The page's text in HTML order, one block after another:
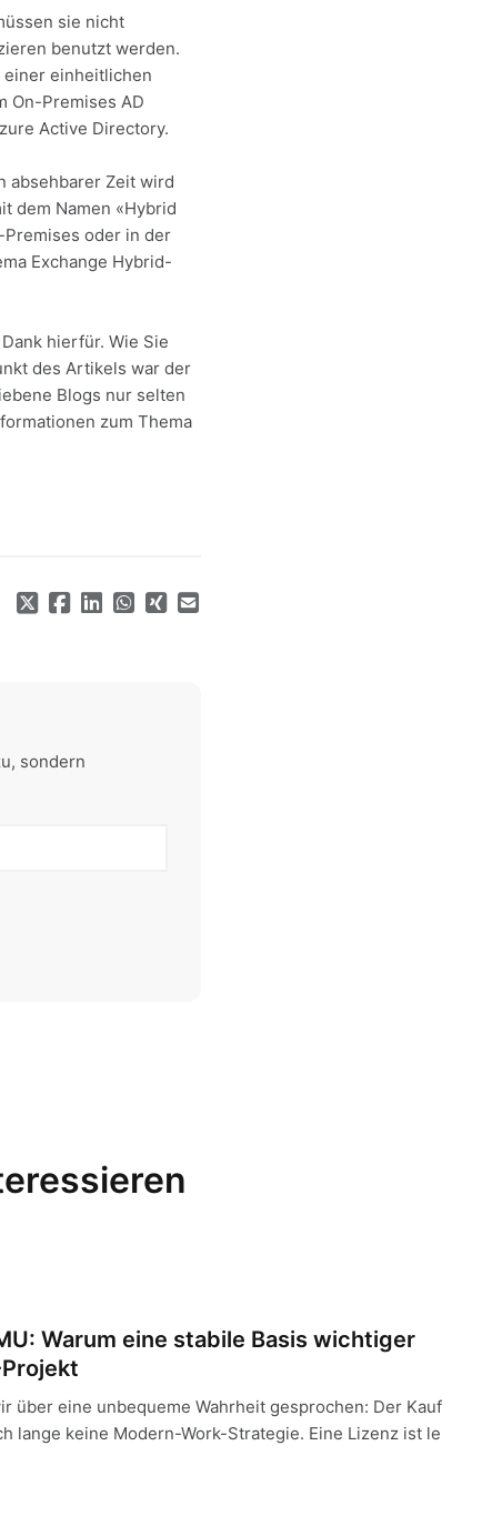
sie nicht
benutzt werden.
einer einheitlichen
On-Premises AD
Active Directory.
absehbarer Zeit wird
dem Namen «Hybrid
Premises oder in der
Exchange Hybrid-
hierfür. Wie Sie
des Artikels war der
Blogs nur selten
zum Thema
sondern
Warum eine stabile Basis wichtiger
über eine unbequeme Wahrheit gesprochen: Der Kauf
lange keine Modern-Work-Strategie. Eine Lizenz ist le